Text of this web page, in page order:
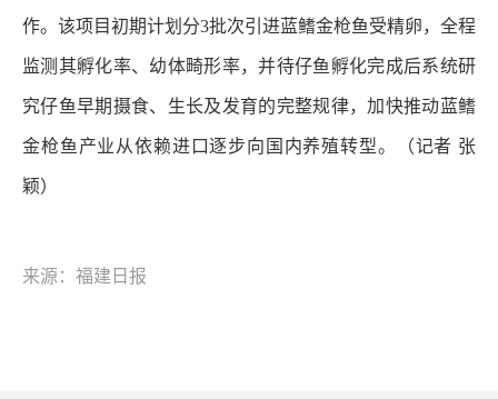
作。该项目初期计划分3批次引进蓝鳍金枪鱼受精卵，全程
监测其孵化率、幼体畸形率，并待仔鱼孵化完成后系统研
究仔鱼早期摄食、生长及发育的完整规律，加快推动蓝鳍
金枪鱼产业从依赖进口逐步向国内养殖转型。（记者 张
颖）
来源：福建日报